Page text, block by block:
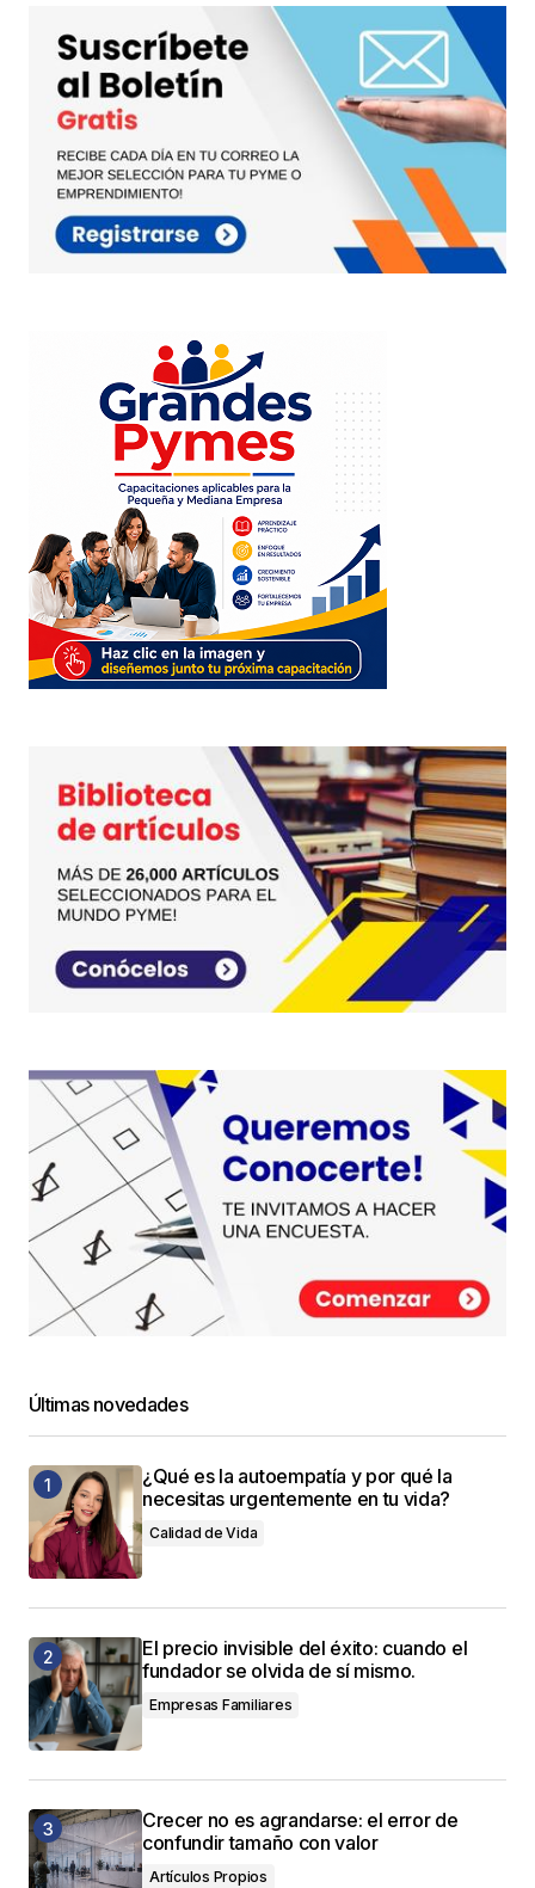
Últimas novedades
¿Qué es la autoempatía y por qué la
necesitas urgentemente en tu vida?
Calidad de Vida
El precio invisible del éxito: cuando el
fundador se olvida de sí mismo.
Empresas Familiares
Crecer no es agrandarse: el error de
confundir tamaño con valor
Artículos Propios